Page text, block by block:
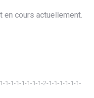
cours actuellement.
1-1-1-1-1-1-1-2-1-1-1-1-1-1-